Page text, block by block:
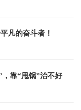
凡的奋斗者！
靠“甩锅”治不好